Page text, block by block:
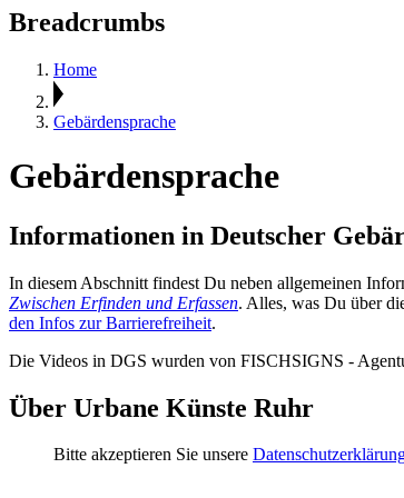
Breadcrumbs
Home
Gebärdensprache
Gebärdensprache
Informationen in Deutscher
In diesem Abschnitt findest Du neben allgemeinen
Zwischen Erfinden und Erfassen. Alles, was Du über
den Infos zur Barrierefreiheit.
Die Videos in DGS wurden von FISCHSIGNS -
Über Urbane Künste Ruhr
Bitte akzeptieren Sie unsere